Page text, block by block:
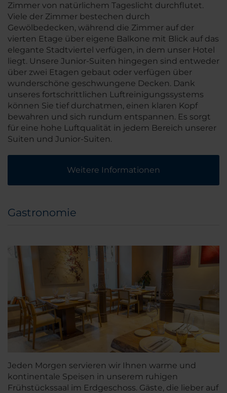
Zimmer von natürlichem Tageslicht durchflutet.
Viele der Zimmer bestechen durch
Gewölbedecken, während die Zimmer auf der
vierten Etage über eigene Balkone mit Blick auf das
elegante Stadtviertel verfügen, in dem unser Hotel
liegt. Unsere Junior-Suiten hingegen sind entweder
über zwei Etagen gebaut oder verfügen über
wunderschöne geschwungene Decken. Dank
unseres fortschrittlichen Luftreinigungssystems
können Sie tief durchatmen, einen klaren Kopf
bewahren und sich rundum entspannen. Es sorgt
für eine hohe Luftqualität in jedem Bereich unserer
Suiten und Junior-Suiten.
Weitere Informationen
Gastronomie
Jeden Morgen servieren wir Ihnen warme und
kontinentale Speisen in unserem ruhigen
Frühstückssaal im Erdgeschoss. Gäste, die lieber auf